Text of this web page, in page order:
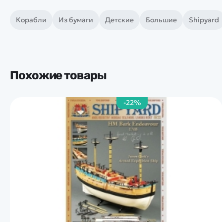
Корабли Из бумаги Детские Большие Shipyard
Похожие товары
-22%